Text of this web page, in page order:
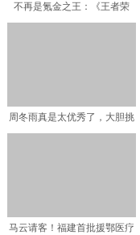
不再是氪金之王：《王者荣
周冬雨真是太优秀了，大胆挑
马云请客！福建首批援鄂医疗